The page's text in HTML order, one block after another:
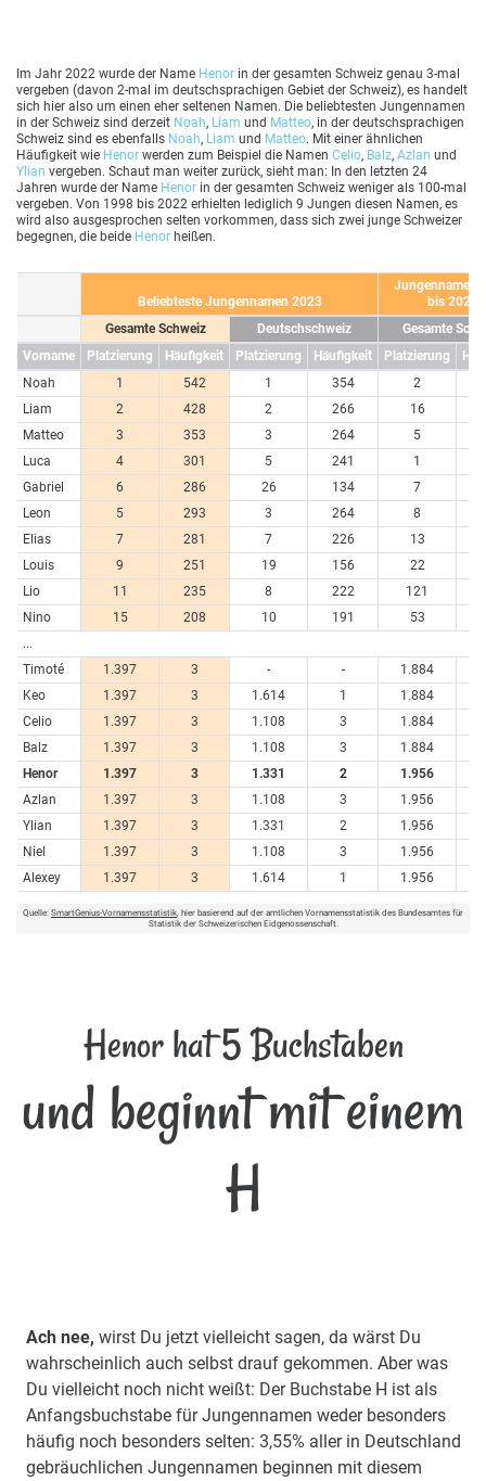
Im Jahr 2022 wurde der Name Henor in der gesamten Schweiz genau 3-mal
vergeben (davon 2-mal im deutschsprachigen Gebiet der Schweiz), es handelt
sich hier also um einen eher seltenen Namen. Die beliebtesten Jungennamen
in der Schweiz sind derzeit Noah, Liam und Matteo, in der deutschsprachigen
Schweiz sind es ebenfalls Noah, Liam und Matteo. Mit einer ähnlichen
Häufigkeit wie Henor werden zum Beispiel die Namen Celio, Balz, Azlan und
Ylian vergeben. Schaut man weiter zurück, sieht man: In den letzten 24
Jahren wurde der Name Henor in der gesamten Schweiz weniger als 100-mal
vergeben. Von 1998 bis 2022 erhielten lediglich 9 Jungen diesen Namen, es
wird also ausgesprochen selten vorkommen, dass sich zwei junge Schweizer
begegnen, die beide Henor heißen.
Beliebteste Jungennamen 2023
Jungennamen
bis 2023
Gesamte Schweiz
Deutschschweiz
Gesamte
Vorname
Platzierung Häufigkeit Platzierung Häufigkeit Platzierung
Noah
1 542 1 354 2
Liam
2 428 2 266 16
Matteo
3 353 3 264 5
Luca
4 301 5 241 1
Gabriel
6 286 26 134 7
Leon
5 293 3 264 8
Elias
7 281 7 226 13
Louis
9 251 19 156 22
Lio
11 235 8 222 121
Nino
15 208 10 191 53
...
Timoté
1.397 3 - - 1.884
Keo
1.397 3 1.614 1 1.884
Celio
1.397 3 1.108 3 1.884
Balz
1.397 3 1.108 3 1.884
Henor
1.397 3 1.331 2
1.956
Azlan
1.397 3 1.108 3
1.956
Ylian
1.397 3 1.331 2
1.956
Niel
1.397 3 1.108 3
1.956
Alexey
1.397 3 1.614 1 1.956
Quelle: SmartGenius-Vornamensstatistik , hier basierend auf der amtlichen Vornamensstatistik des Bundesamtes für
Statistik der Schweizerischen Eidgenossenschaft.
Henor hat 5 Buchstaben
und beginnt mit einem
H
Ach nee, wirst Du jetzt vielleicht sagen, da wärst Du
wahrscheinlich auch selbst drauf gekommen. Aber was
Du vielleicht noch nicht weißt: Der Buchstabe H ist als
Anfangsbuchstabe für Jungennamen weder besonders
häufig noch besonders selten: 3,55% aller in Deutschland
gebräuchlichen Jungennamen beginnen mit diesem